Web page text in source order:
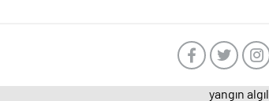
yangın